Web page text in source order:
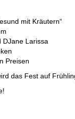
mit Kräutern“
DJane Larissa
Preisen
das Fest auf